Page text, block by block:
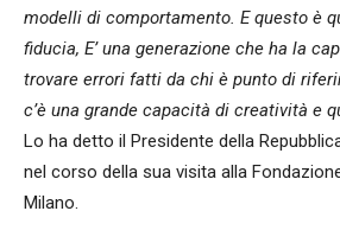
modelli di comportamento. E questo è
fiducia, E’ una generazione che ha la
trovare errori fatti da chi è punto di
c’è una grande capacità di creatività e
Lo ha detto il Presidente della
nel corso della sua visita alla
Milano.